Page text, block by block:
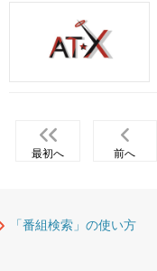
最初へ 前へ
「番組検索」の使い方